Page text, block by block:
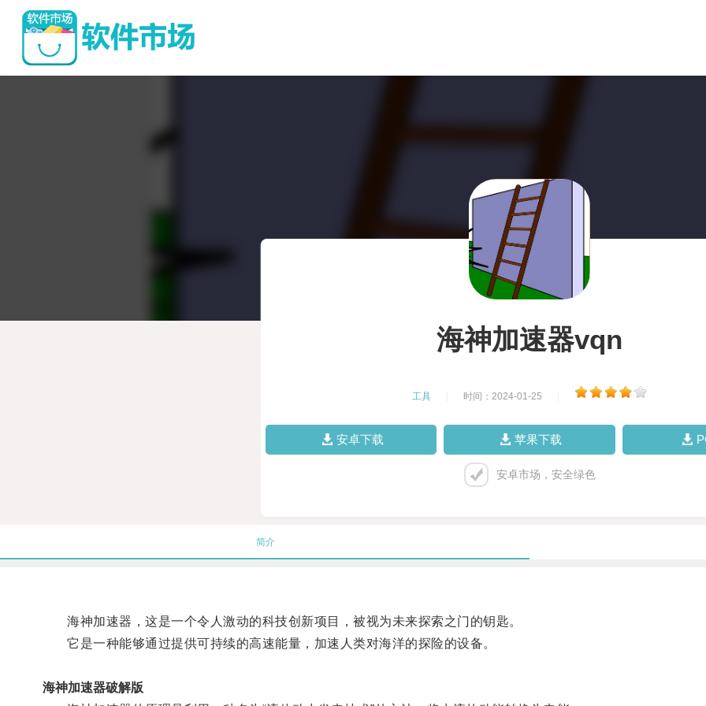
海神加速器vqn
工具 时间：2024-01-25
安卓下载 苹果下载
安卓市场，安全绿色
简介
海神加速器，这是一个令人激动的科技创新项目，被视为未来探索之门的钥匙。
它是一种能够通过提供可持续的高速能量，加速人类对海洋的探险的设备。
海神加速器破解版